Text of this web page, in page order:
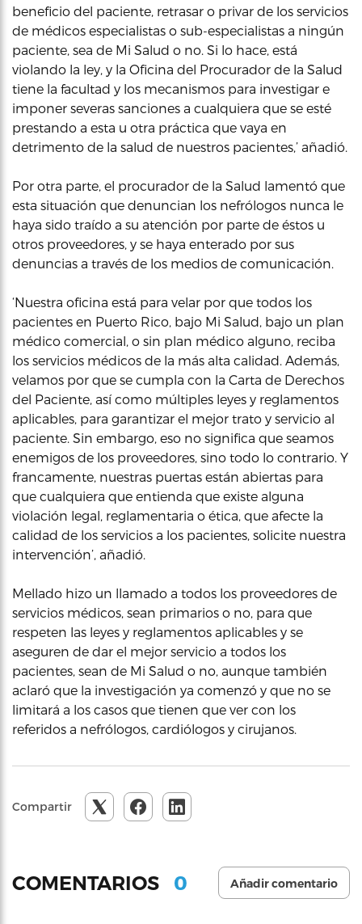
beneficio del paciente, retrasar o privar de los servicios
de médicos especialistas o sub-especialistas a ningún
paciente, sea de Mi Salud o no. Si lo hace, está
violando la ley, y la Oficina del Procurador de la Salud
tiene la facultad y los mecanismos para investigar e
imponer severas sanciones a cualquiera que se esté
prestando a esta u otra práctica que vaya en
detrimento de la salud de nuestros pacientes,’ añadió.
Por otra parte, el procurador de la Salud lamentó que
esta situación que denuncian los nefrólogos nunca le
haya sido traído a su atención por parte de éstos u
otros proveedores, y se haya enterado por sus
denuncias a través de los medios de comunicación.
‘Nuestra oficina está para velar por que todos los
pacientes en Puerto Rico, bajo Mi Salud, bajo un plan
médico comercial, o sin plan médico alguno, reciba
los servicios médicos de la más alta calidad. Además,
velamos por que se cumpla con la Carta de Derechos
del Paciente, así como múltiples leyes y reglamentos
aplicables, para garantizar el mejor trato y servicio al
paciente. Sin embargo, eso no significa que seamos
enemigos de los proveedores, sino todo lo contrario. Y
francamente, nuestras puertas están abiertas para
que cualquiera que entienda que existe alguna
violación legal, reglamentaria o ética, que afecte la
calidad de los servicios a los pacientes, solicite nuestra
intervención’, añadió.
Mellado hizo un llamado a todos los proveedores de
servicios médicos, sean primarios o no, para que
respeten las leyes y reglamentos aplicables y se
aseguren de dar el mejor servicio a todos los
pacientes, sean de Mi Salud o no, aunque también
aclaró que la investigación ya comenzó y que no se
limitará a los casos que tienen que ver con los
referidos a nefrólogos, cardiólogos y cirujanos.
Compartir
COMENTARIOS 0 Añadir comentario